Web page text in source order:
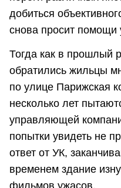
добиться
снова просит помощи
Тогда как в прошлый
обратились жильцы
по улице Парижская
несколько лет
управляющей
попытки увидеть не
ответ от УК,
временем здание